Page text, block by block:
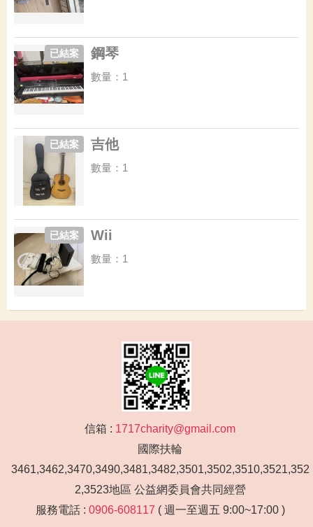
鋼琴
已結案
數量：1
吉他
已結案
數量：1
Wii
已結案
數量：1
信箱 : 1717charity@gmail.com
國際扶輪
3461,3462,3470,3490,3481,3482,3501,3502,3510,3521,352
2,3523地區 公益網委員會共同經營
服務電話 : 0906-608117 ( 週一至週五 9:00~17:00 )